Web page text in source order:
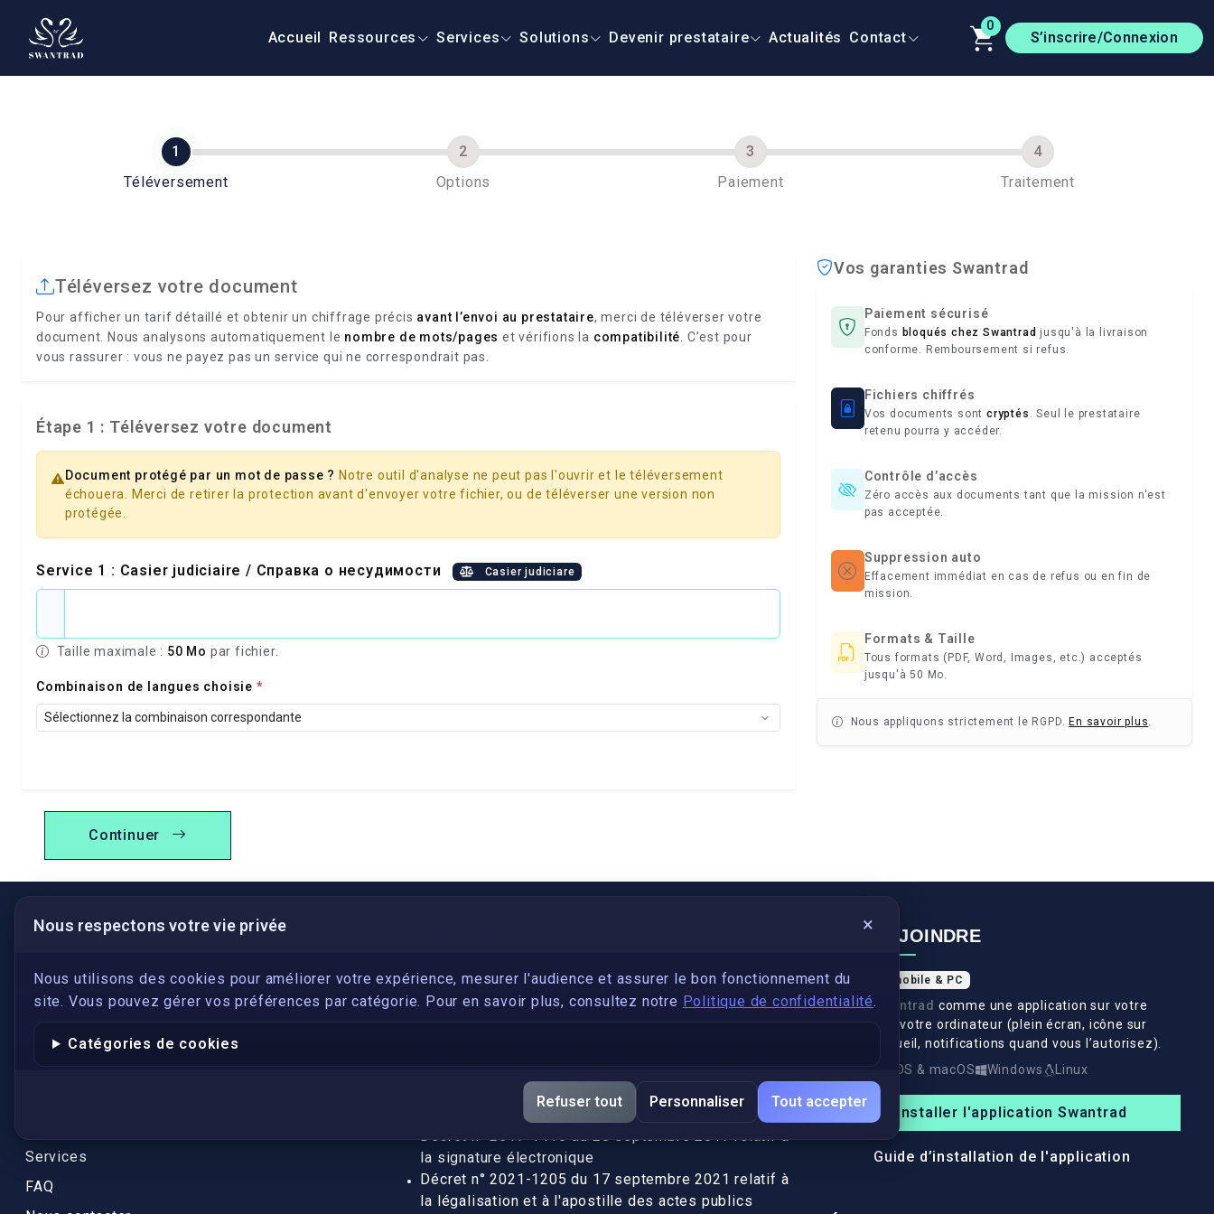
Accueil Ressources Services Solutions Devenir prestataire Actualités Contact
0
S’inscrire/Connexion
Téléversement Options Paiement Traitement
Téléversez votre document
Pour afficher un tarif détaillé et obtenir un chiffrage précis avant l’envoi au prestataire, merci de téléverser votre
document. Nous analysons automatiquement le nombre de mots/pages et vérifions la compatibilité . C’est pour
vous rassurer : vous ne payez pas un service qui ne correspondrait pas.
Étape 1 : Téléversez votre document
Document protégé par un mot de passe ? Notre outil d'analyse ne peut pas l'ouvrir et le téléversement
échouera. Merci de retirer la protection avant d'envoyer votre fichier, ou de téléverser une version non
protégée.
Service 1 : Casier judiciaire / Справка о несудимости Casier judiciare
Taille maximale : 50 Mo par fichier.
Combinaison de langues choisie *
Continuer
Vos garanties Swantrad
Paiement sécurisé
Fonds bloqués chez Swantrad jusqu'à la livraison
conforme. Remboursement si refus.
Fichiers chiffrés
Vos documents sontcryptés . Seul le prestataire
retenu pourra y accéder.
Contrôle d’accès
Zéro accès aux documents tant que la mission n'est
pas acceptée.
Suppression auto
Effacement immédiat en cas de refus ou en fin de
mission.
Formats & Taille
Tous formats (PDF, Word, Images, etc.) acceptés
jusqu'à 50 Mo.
Nous appliquons strictement le RGPD. En savoir plus.
Nous respectons votre vie privée ×
Nous utilisons des cookies pour améliorer votre expérience, mesurer l'audience et assurer le bon fonctionnement du
site. Vous pouvez gérer vos préférences par catégorie. Pour en savoir plus, consultez notre Politique de confidentialité.
Catégories de cookies
Refuser tout Personnaliser Tout accepter
LIENS UTILES
S'inscrire
Qui sommes-nous ?
Conformité
Services
FAQ
Devenez développeur avec IronSkill Academy
Gubernatis immobilier
Apostille et légalisation, fin de l'obligation entre les
pays de l’UE (Règlement 2016/1191)
Décret n° 2017-1416 du 28 septembre 2017 relatif à
la signature électronique
Décret n° 2021-1205 du 17 septembre 2021 relatif à
la légalisation et à l'apostille des actes publics
NOUS REJOINDRE
Application mobile & PC
InstallezSwantrad comme une application sur votre
téléphone et votre ordinateur (plein écran, icône sur
l’écran d’accueil, notifications quand vous l’autorisez).
iOS & macOS Windows Linux
Installer l'application Swantrad
Guide d’installation de l'application